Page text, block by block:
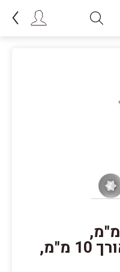
בורג קורטיקלי 2.0 מ"מ,
Stainless Steel , אורך 10 מ"מ,